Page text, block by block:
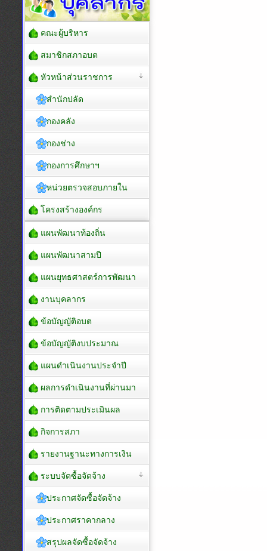
คณะผู้บริหาร
สมาชิกสภาอบต
หัวหน้าส่วนราชการ
สำนักปลัด
กองคลัง
กองช่าง
กองการศึกษาฯ
หน่วยตรวจสอบภายใน
โครงสร้างองค์กร
แผนพัฒนาท้องถิ่น
แผนพัฒนาสามปี
แผนยุทธศาสตร์การพัฒนา
งานบุคลากร
ข้อบัญญัติอบต
ข้อบัญญัติงบประมาณ
แผนดำเนินงานประจำปี
ผลการดำเนินงานที่ผ่านมา
การติดตามประเมินผล
กิจการสภา
รายงานฐานะทางการเงิน
ระบบจัดซื้อจัดจ้าง
ประกาศจัดซื้อจัดจ้าง
ประกาศราคากลาง
สรุปผลจัดซื้อจัดจ้าง